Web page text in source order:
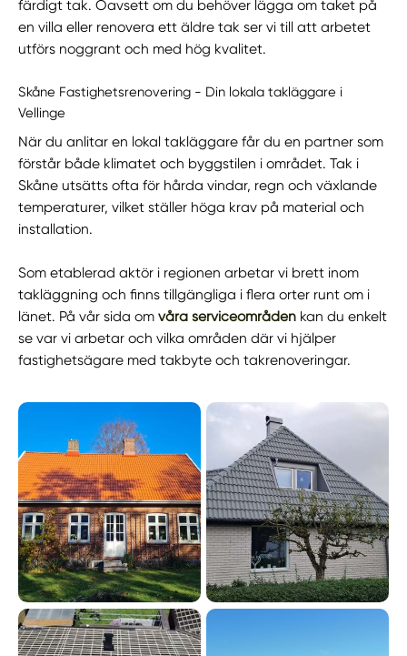
färdigt tak. Oavsett om du behöver lägga om taket på
en villa eller renovera ett äldre tak ser vi till att arbetet
utförs noggrant och med hög kvalitet.
Skåne Fastighetsrenovering - Din lokala takläggare i
Vellinge
När du anlitar en lokal takläggare får du en partner som
förstår både klimatet och byggstilen i området. Tak i
Skåne utsätts ofta för hårda vindar, regn och växlande
temperaturer, vilket ställer höga krav på material och
installation.
Som etablerad aktör i regionen arbetar vi brett inom
takläggning och finns tillgängliga i flera orter runt om i
länet. På vår sida omvåra serviceområden kan du enkelt
se var vi arbetar och vilka områden där vi hjälper
fastighetsägare med takbyte och takrenoveringar.